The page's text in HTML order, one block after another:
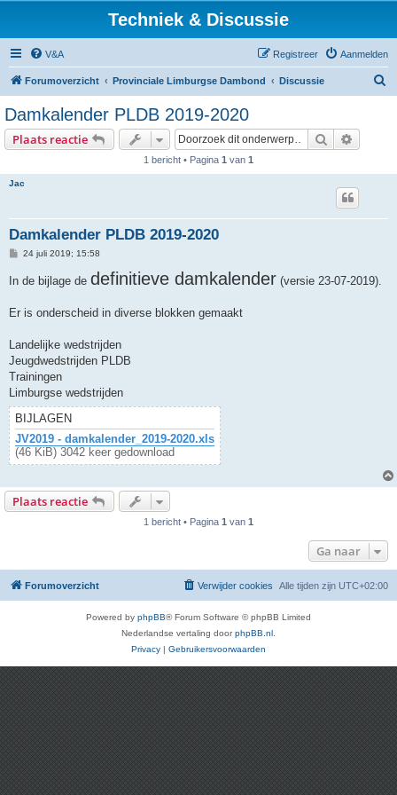
Techniek & Discussie
V&A Aanmelden
Registreer
Forumoverzicht Provinciale Limburgse Dambond Discussie
Damkalender PLDB 2019-2020
Plaats reactie Zoek
1 bericht • Pagina 1 van 1
Jac
Damkalender PLDB 2019-2020
B
t
24 juli 2019; 15:58
In de bijlage de definitieve damkalender (versie 23-07-2019).
Er is onderscheid in diverse blokken gemaakt
Landelijke wedstrijden
Jeugdwedstrijden PLDB
Trainingen
Limburgse wedstrijden
BIJLAGEN
JV2019 - damkalender_2019-2020.xls
(46 KiB) 3042 keer gedownload
Plaats reactie
1 bericht • Pagina 1 van 1
Ga naar
Forumoverzicht Alle tijden zijn UTC+02:00
Verwijder cookies
Powered by phpBB® Forum Software © phpBB Limited
Nederlandse vertaling doorphpBB.nl
Privacy | Gebruikersvoorwaarden